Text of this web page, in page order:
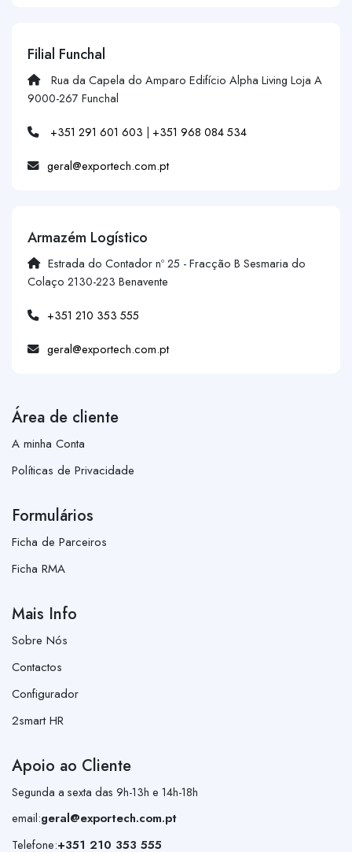
Filial Funchal
Rua da Capela do Amparo Edifício Alpha Living Loja A
9000-267 Funchal
+351 291 601 603 | +351 968 084 534
geral@exportech.com.pt
Armazém Logístico
Estrada do Contador nº 25 - Fracção B Sesmaria do
Colaço 2130-223 Benavente
+351 210 353 555
geral@exportech.com.pt
Área de cliente
A minha Conta
Políticas de Privacidade
Formulários
Ficha de Parceiros
Ficha RMA
Mais Info
Sobre Nós
Contactos
Configurador
2smart HR
Apoio ao Cliente
Segunda a sexta das 9h-13h e 14h-18h
email:geral@exportech.com.pt
Telefone:+351 210 353 555